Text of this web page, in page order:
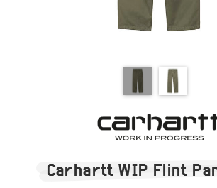
Carhartt WIP Flint